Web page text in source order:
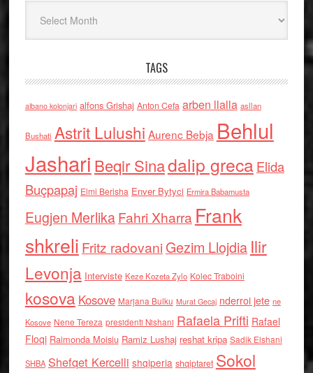
TAGS
albano kolonjari alfons Grishaj Anton Cefa arben llalla asllan
Bushati Astrit Lulushi Aurenc Bebja Behlul
Jashari Beqir Sinadalip grecaElida
Buçpapaj Elmi Berisha Enver Bytyci Ermira Babamusta
Eugjen MerlikaFahri Xharra Frank
shkreli Fritz radovaniGezim Llojdia Ilir
Levonja Interviste Keze Kozeta Zylo Kolec Traboini
kosova Kosove Marjana Bulku Murat Gecaj nderroi jete ne
Kosove Nene Tereza presidenti Nishani Rafaela Prifti Rafael
Floqi Raimonda Moisiu Ramiz Lushaj reshat kripa Sadik Elshani
SHBA Shefqet Kercelli shqiperia shqiptaret Sokol